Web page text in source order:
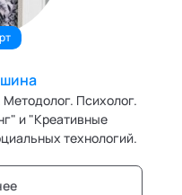
Методолог. Психолог.
и "Креативные
технологий.